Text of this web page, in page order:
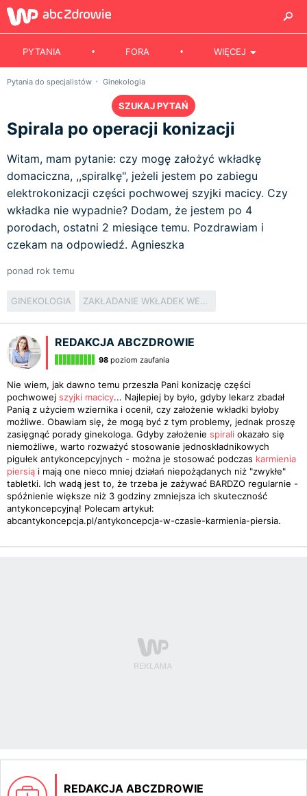
PYTANIA FORA WIĘCEJ
Pytania do specjalistów Ginekologia
SZUKAJ PYTAŃ
Spirala po operacji konizacji
Witam, mam pytanie: czy mogę założyć wkładkę
domaciczna, ,,spiralkę", jeżeli jestem po zabiegu
elektrokonizacji części pochwowej szyjki macicy. Czy
wkładka nie wypadnie? Dodam, że jestem po 4
porodach, ostatni 2 miesiące temu. Pozdrawiam i
czekam na odpowiedź. Agnieszka
ponad rok temu
GINEKOLOGIA ZAKŁADANIE WKŁADEK WEWNĄTRZMACICZNYCH
REDAKCJA ABCZDROWIE
98 poziom zaufania
Nie wiem, jak dawno temu przeszła Pani konizację części
pochwowej szyjki macicy... Najlepiej by było, gdyby lekarz zbadał
Panią z użyciem wziernika i ocenił, czy założenie wkładki byłoby
możliwe. Obawiam się, że mogą być z tym problemy, jednak proszę
zasięgnąć porady ginekologa. Gdyby założenie spirali okazało się
niemożliwe, warto rozważyć stosowanie jednoskładnikowych
pigułek antykoncepcyjnych - można je stosować podczas karmienia
piersią i mają one nieco mniej działań niepożądanych niż "zwykłe"
tabletki. Ich wadą jest to, że trzeba je zażywać BARDZO regularnie -
spóźnienie większe niż 3 godziny zmniejsza ich skuteczność
antykoncepcyjną! Polecam artykuł:
abcantykoncepcja.pl/antykoncepcja-w-czasie-karmienia-piersia.
REDAKCJA ABCZDROWIE